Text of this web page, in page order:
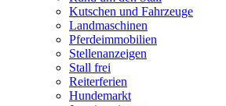
Kutschen und Fahrzeuge
Landmaschinen
Pferdeimmobilien
Stellenanzeigen
Stall frei
Reiterferien
Hundemarkt